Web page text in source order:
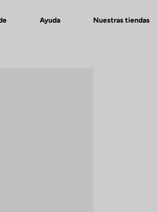
Ayuda Nuestras tiendas